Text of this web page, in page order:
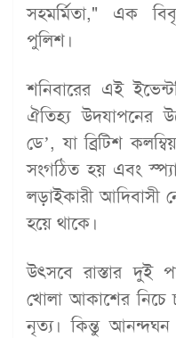
সহমর্মিতা," এক
পুলিশ।
শনিবারের এই
ঐতিহ্য উদযাপনের
ডে’, যা ব্রিটিশ
সংগঠিত হয় এবং
লড়াইকারী আদিবাসী
হয়ে থাকে।
উৎসবে রাস্তার দুই
খোলা আকাশের নিচে
নৃত্য। কিন্তু